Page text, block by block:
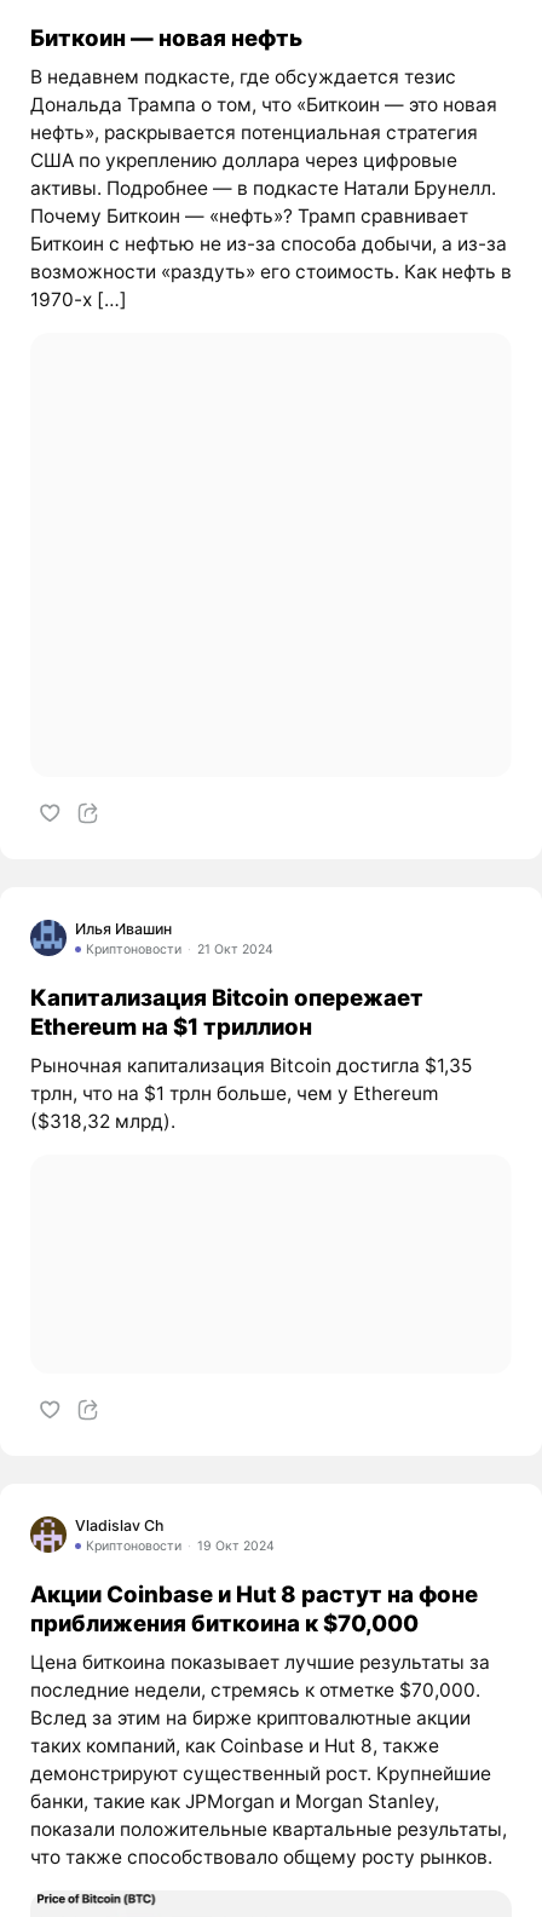
Биткоин — новая нефть
В недавнем подкасте, где обсуждается тезис
Дональда Трампа о том, что «Биткоин — это новая
нефть», раскрывается потенциальная стратегия
США по укреплению доллара через цифровые
активы. Подробнее — в подкасте Натали Брунелл.
Почему Биткоин — «нефть»? Трамп сравнивает
Биткоин с нефтью не из-за способа добычи, а из-за
возможности «раздуть» его стоимость. Как нефть в
1970-х […]
Илья Ивашин
Криптоновости 21 Окт 2024
Капитализация Bitcoin опережает
Ethereum на $1 триллион
Рыночная капитализация Bitcoin достигла $1,35
трлн, что на $1 трлн больше, чем у Ethereum
($318,32 млрд).
Vladislav Ch
Криптоновости 19 Окт 2024
Акции Coinbase и Hut 8 растут на фоне
приближения биткоина к $70,000
Цена биткоина показывает лучшие результаты за
последние недели, стремясь к отметке $70,000.
Вслед за этим на бирже криптовалютные акции
таких компаний, как Coinbase и Hut 8, также
демонстрируют существенный рост. Крупнейшие
банки, такие как JPMorgan и Morgan Stanley,
показали положительные квартальные результаты,
что также способствовало общему росту рынков.